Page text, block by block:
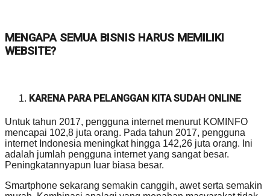
MENGAPA SEMUA BISNIS HARUS MEMILIKI
WEBSITE?
KARENA PARA PELANGGAN KITA SUDAH ONLINE
Untuk tahun 2017, pengguna internet menurut KOMINFO
mencapai 102,8 juta orang. Pada tahun 2017, pengguna
internet Indonesia meningkat hingga 142,26 juta orang. Ini
adalah jumlah pengguna internet yang sangat besar.
Peningkatannyapun luar biasa besar.
Smartphone sekarang semakin canggih, awet serta semakin